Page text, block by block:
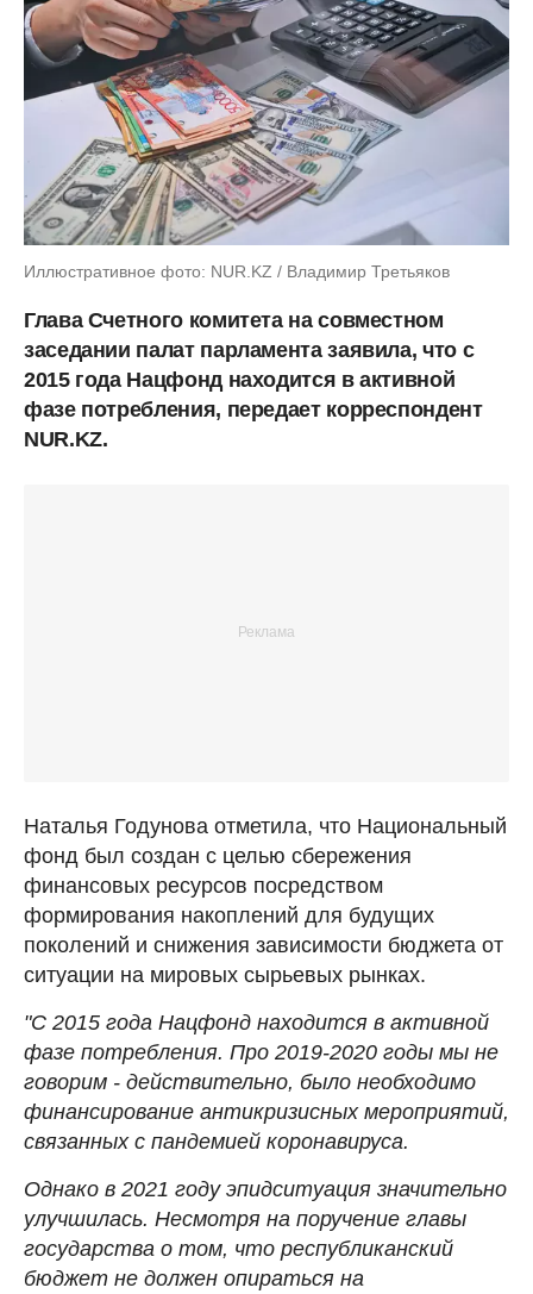
Иллюстративное фото: NUR.KZ / Владимир Третьяков
Глава Счетного комитета на совместном
заседании палат парламента заявила, что с
2015 года Нацфонд находится в активной
фазе потребления, передает корреспондент
NUR.KZ.
Наталья Годунова отметила, что Национальный
фонд был создан с целью сбережения
финансовых ресурсов посредством
формирования накоплений для будущих
поколений и снижения зависимости бюджета от
ситуации на мировых сырьевых рынках.
"С 2015 года Нацфонд находится в активной
фазе потребления. Про 2019-2020 годы мы не
говорим - действительно, было необходимо
финансирование антикризисных мероприятий,
связанных с пандемией коронавируса.
Однако в 2021 году эпидситуация значительно
улучшилась. Несмотря на поручение главы
государства о том, что республиканский
бюджет не должен опираться на